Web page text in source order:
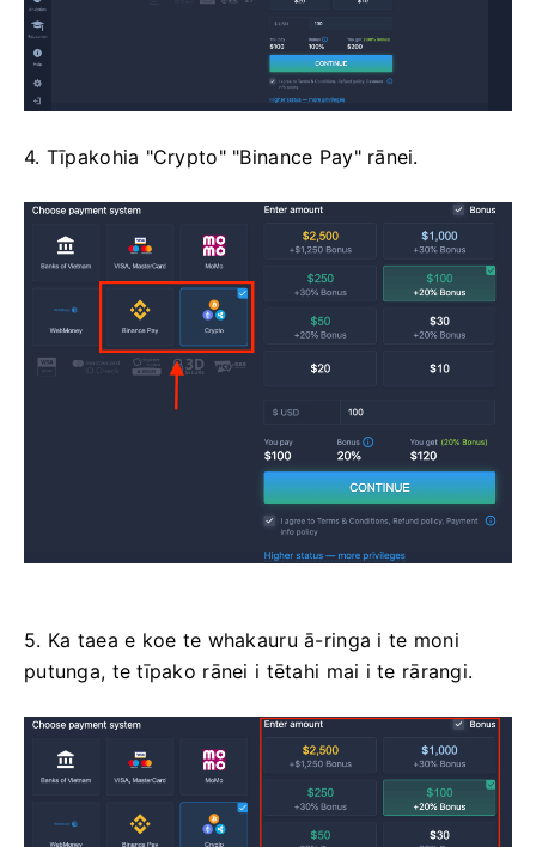
4. Tīpakohia "Crypto" "Binance Pay" rānei.
5. Ka taea e koe te whakauru ā-ringa i te moni
putunga, te tīpako rānei i tētahi mai i te rārangi.